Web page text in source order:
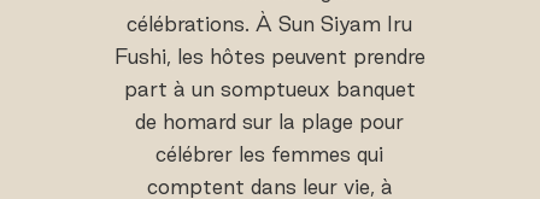
célébrations. À Sun Siyam Iru
Fushi, les hôtes peuvent prendre
part à un somptueux banquet
de homard sur la plage pour
célébrer les femmes qui
comptent dans leur vie, à